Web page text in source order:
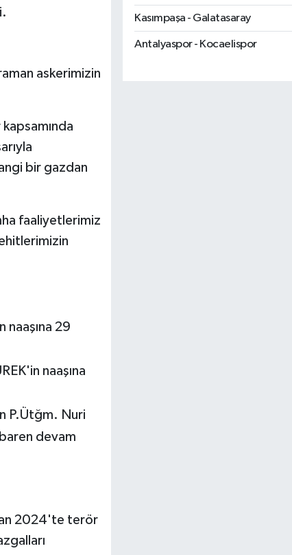
askerimizin
bir gazdan
faaliyetlerimiz
naaşına 29
naaşına
P.Ütğm. Nuri
devam
2024'te terör
Kasımpaşa - Galatasaray
Antalyaspor - Kocaelispor